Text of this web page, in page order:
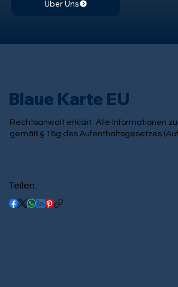
Über Uns
Blaue Karte EU
Rechtsanwalt erklärt: Alle Informationen
gemäß § 18g des Aufenthaltsgesetzes
Teilen: